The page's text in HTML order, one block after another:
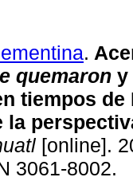
.
quemaron
tiempos de
la
[online].
3061-8002.